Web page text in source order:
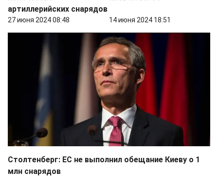
артиллерийских снарядов
27 июня 2024 08:48 14 июня 2024 18:51
Столтенберг: ЕС не выполнил обещание Киеву о 1
млн снарядов